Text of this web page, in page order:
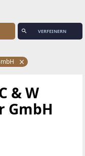
VERFEINERN
& W